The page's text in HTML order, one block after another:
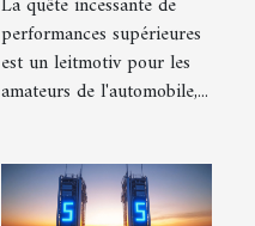
populaires
allemandes
performances supérieures
est un leitmotiv pour les
amateurs de l'automobile,...